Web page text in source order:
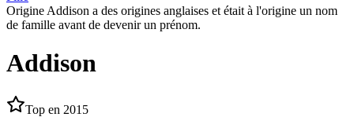
Origine Addison a des origines anglaises et était à l'origine un nom
de famille avant de devenir un prénom.
Addison
Top en 2015